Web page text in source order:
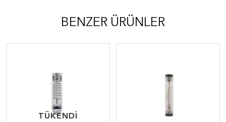
BENZER ÜRÜNLER
TÜKENDI
TÜKENDI